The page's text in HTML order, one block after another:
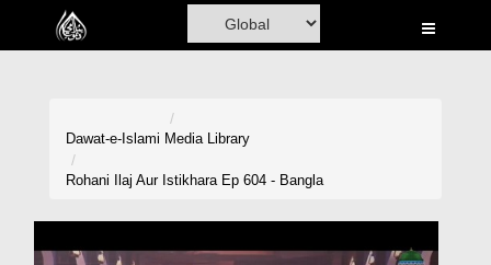
Home
Volunteer Portal
Dawat-e-Islami Media Library
Rohani Ilaj Aur Istikhara Ep 604 - Bangla